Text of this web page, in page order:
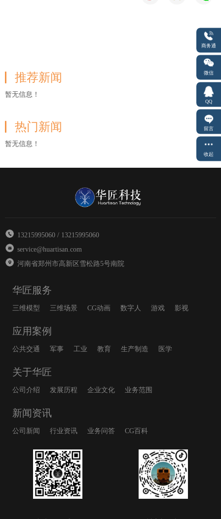
推荐新闻
暂无信息！
热门新闻
暂无信息！
13215995060 / 13215995060
service@huartisan.com
河南省郑州市高新区雪松路5号南院
华匠服务
三维模型 三维场景 CG动画 数字人 游戏 影视
应用案例
公共交通 军事 工业 教育 生产制造 医学
关于华匠
公司介绍 发展历程 企业文化 业务范围
新闻资讯
公司新闻 行业资讯 业务问答 CG百科
商务通
微信
QQ
留言
收起